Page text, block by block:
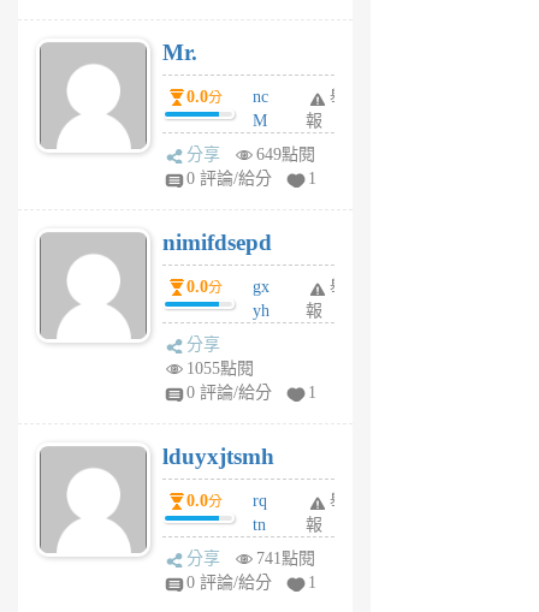
Mr.
0.0分
nc
M
U
F
U
5
個
月
舉
報
分享
649點閱
0 評論/給分
1
nimifdsepd
0.0分
gx
yh
jl
月
前
舉
報
分享
1055點閱
0 評論/給分
1
lduyxjtsmh
0.0分
rq
tn
jt
gl
舉
報
分享
741點閱
0 評論/給分
1